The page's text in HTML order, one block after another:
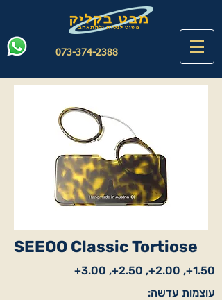
073-374-2388
SEEOO Classic Tortiose
1.50+, 2.00+, 2.50+, 3.00+
עוצמות עדשה: